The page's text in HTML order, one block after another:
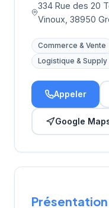
334 Rue des 20
Vinoux, 38950
Commerce & Vente
Logistique & Supply
Appeler
Google